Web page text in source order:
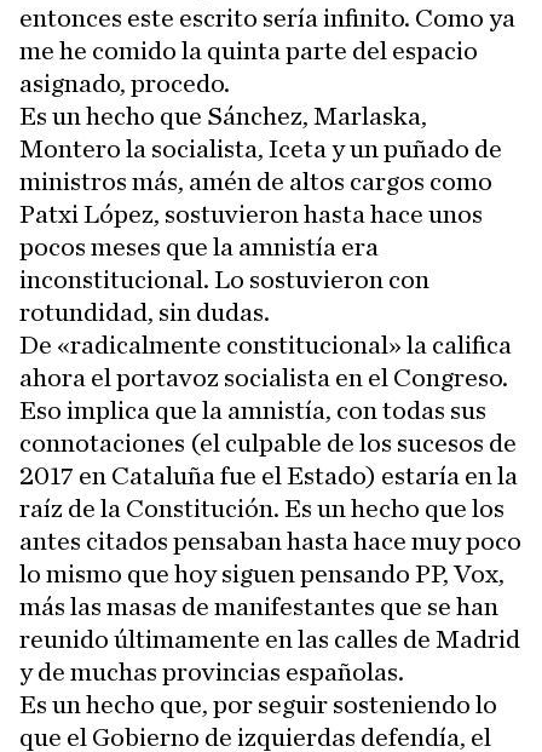
entonces este escrito sería infinito. Como ya
me he comido la quinta parte del espacio
asignado, procedo.
Es un hecho que Sánchez, Marlaska,
Montero la socialista, Iceta y un puñado de
ministros más, amén de altos cargos como
Patxi López, sostuvieron hasta hace unos
pocos meses que la amnistía era
inconstitucional. Lo sostuvieron con
rotundidad, sin dudas.
De «radicalmente constitucional» la califica
ahora el portavoz socialista en el Congreso.
Eso implica que la amnistía, con todas sus
connotaciones (el culpable de los sucesos de
2017 en Cataluña fue el Estado) estaría en la
raíz de la Constitución. Es un hecho que los
antes citados pensaban hasta hace muy poco
lo mismo que hoy siguen pensando PP, Vox,
más las masas de manifestantes que se han
reunido últimamente en las calles de Madrid
y de muchas provincias españolas.
Es un hecho que, por seguir sosteniendo lo
que el Gobierno de izquierdas defendía, el